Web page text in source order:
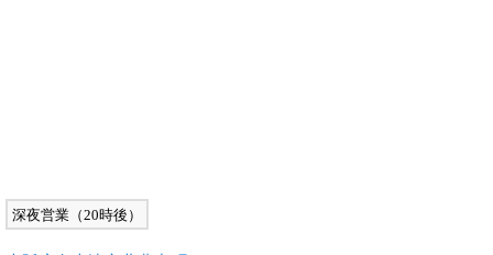
深夜営業（20時後）